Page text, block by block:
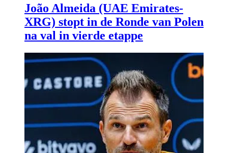
João Almeida (UAE Emirates-
XRG) stopt in de Ronde van Polen
na val in vierde etappe